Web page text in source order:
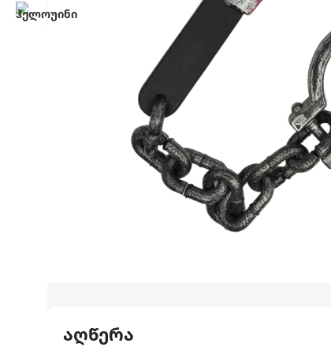
აღწერა